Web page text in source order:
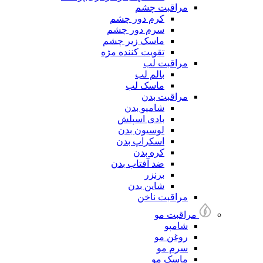
مراقبت چشم
کرم دور چشم
سرم دور چشم
ماسک زیر چشم
تقویت کننده مژه
مراقبت لب
بالم لب
ماسک لب
مراقبت بدن
شامپو بدن
بادی اسپلش
لوسیون بدن
اسکراپ بدن
کره بدن
ضد آفتاب بدن
برنزر
شاین بدن
مراقبت ناخن
مراقبت مو
شامپو
روغن مو
سرم مو
ماسک مو